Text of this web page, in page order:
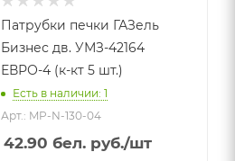
Патрубки печки ГАЗель
Бизнес дв. УМЗ-42164
ЕВРО-4 (к-кт 5 шт.)
Есть в наличии: 1
Арт.: MP-N-130-04
42.90 бел. руб./шт